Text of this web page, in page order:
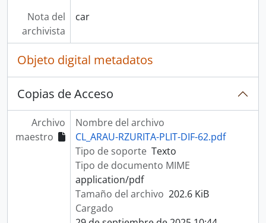
Nota del
archivista
car
Objeto digital metadatos
Copias de Acceso
Archivo
maestro
Nombre del archivo
CL_ARAU-RZURITA-PLIT-DIF-62.pdf
Tipo de soporte Texto
Tipo de documento MIME
application/pdf
Tamaño del archivo 202.6 KiB
Cargado